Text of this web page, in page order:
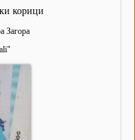
корици
Загора
"